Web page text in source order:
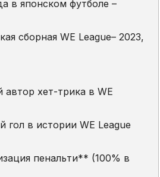
в японском футболе –
сборная WE League– 2023,
хет-трика в WE
гол в истории WE League
пенальти** (100% в